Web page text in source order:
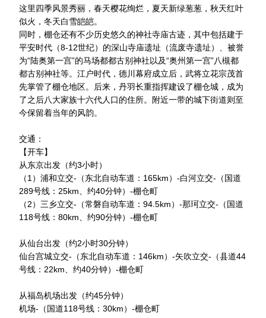
这里四季风景秀丽，春天樱花绚烂，夏天新绿葱葱，秋天红叶
似火，冬天白雪皑皑。
同时，棚仓还有不少历史悠久的神社寺庙古迹，其中包括建于
平安时代（8-12世纪）的深山寺庙遗址（流废寺遗址）、被誉
为“陆奥第一宫”的马场都都古别神社以及“奥州第一宫”八槻都
都古别神社等。江户时代，德川幕府成立后，武将立花宗茂首
先掌管了棚仓地区。后来，丹羽长重指挥建设了棚仓城，成为
了之后八大家族十六代人口的住所。附近一带的城下街道则至
今保留着当年的风韵。
交通：
【开车】
从东京出发（约3小时）
（1）浦和立交-（东北自动车道：165km）-白河立交-（国道
289号线：25km、约40分钟）-棚仓町
（2）三乡立交-（常磐自动车道：94.5km）-那珂立交-（国道
118号线：80km、约90分钟）-棚仓町
从仙台出发（约2小时30分钟）
仙台宫城立交-（东北自动车道：146km）-矢吹立交-（县道44
号线：22km、约40分钟）-棚仓町
从福岛机场出发（约45分钟）
机场-（国道118号线：30km）-棚仓町